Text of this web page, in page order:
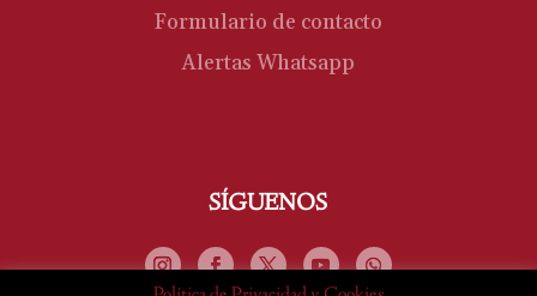
Formulario de contacto
Alertas Whatsapp
SÍGUENOS